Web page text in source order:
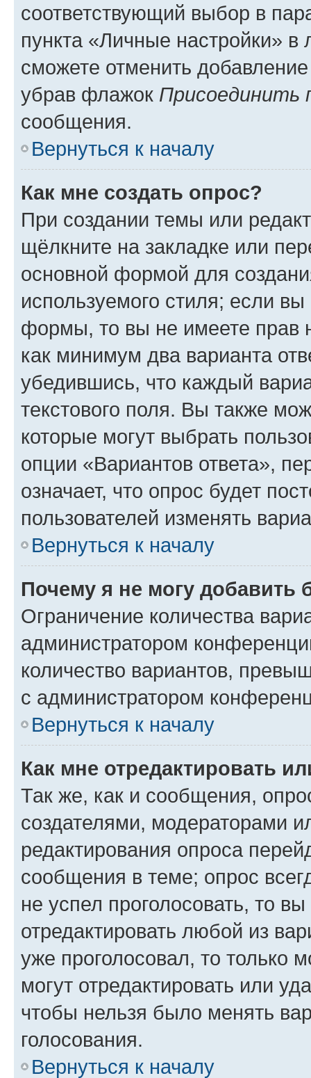
соответствующий выбор в
пункта «Личные настройки»
сможете отменить
убрав флажок Присоединить
сообщения.
Вернуться к началу
Как мне создать опрос?
При создании темы или
щёлкните на закладке или
основной формой для
используемого стиля; если
формы, то вы не имеете прав
как минимум два варианта
убедившись, что каждый
текстового поля. Вы также
которые могут выбрать
опции «Вариантов ответа»,
означает, что опрос будет
пользователей изменять
Вернуться к началу
Почему я не могу добавить
Ограничение количества
администратором
количество вариантов,
с администратором
Вернуться к началу
Как мне отредактировать
Так же, как и сообщения,
создателями, модераторами
редактирования опроса
сообщения в теме; опрос
не успел проголосовать, то
отредактировать любой из
уже проголосовал, то только
могут отредактировать или
чтобы нельзя было менять
голосования.
Вернуться к началу